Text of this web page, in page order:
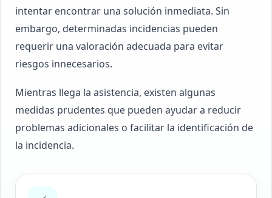
intentar encontrar una solución inmediata. Sin
embargo, determinadas incidencias pueden
requerir una valoración adecuada para evitar
riesgos innecesarios.
Mientras llega la asistencia, existen algunas
medidas prudentes que pueden ayudar a reducir
problemas adicionales o facilitar la identificación de
la incidencia.